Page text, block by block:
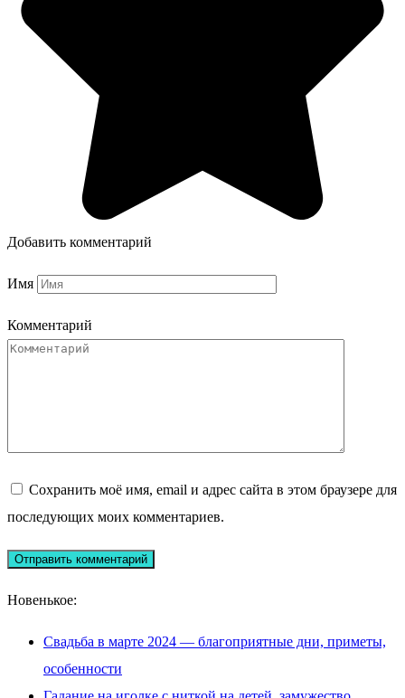
Добавить комментарий
Имя
Комментарий
Сохранить моё имя, email и адрес сайта в этом браузере для
последующих моих комментариев.
Новенькое:
Свадьба в марте 2024 — благоприятные дни, приметы,
особенности